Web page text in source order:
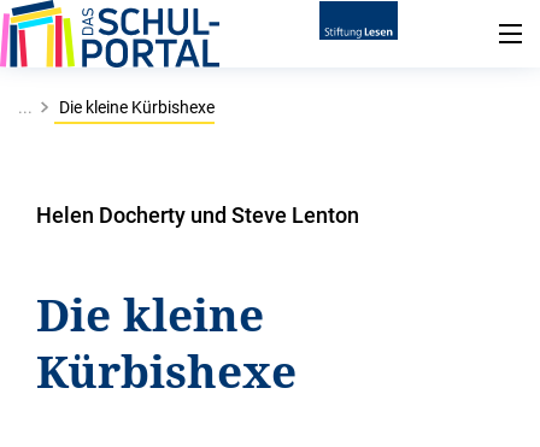
... Die kleine Kürbishexe
Helen Docherty und Steve Lenton
Die kleine
Kürbishexe